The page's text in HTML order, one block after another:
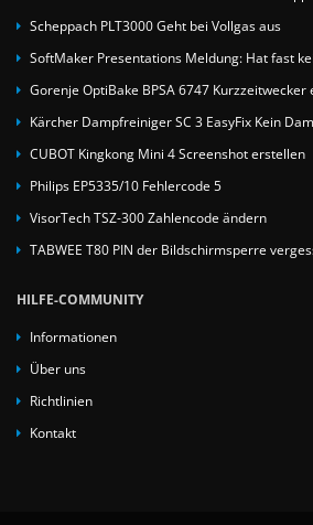
Scheppach PLT3000 Geht bei Vollgas aus
SoftMaker Presentations Meldung: Hat fast
Gorenje OptiBake BPSA 6747 Kurzzeitwecker
Kärcher Dampfreiniger SC 3 EasyFix Kein
CUBOT Kingkong Mini 4 Screenshot erstellen
Philips EP5335/10 Fehlercode 5
VisorTech TSZ-300 Zahlencode ändern
TABWEE T80 PIN der Bildschirmsperre
HILFE-COMMUNITY
Informationen
Über uns
Richtlinien
Kontakt